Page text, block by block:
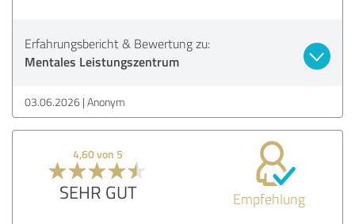
Erfahrungsbericht & Bewertung zu:
Mentales Leistungszentrum
03.06.2026 Anonym
4,60 von 5
SEHR GUT Empfehlung